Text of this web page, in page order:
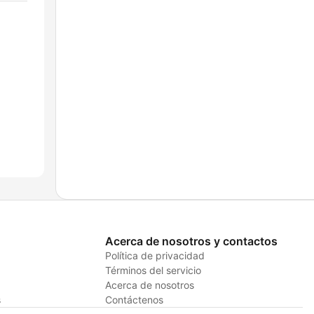
Acerca de nosotros y contactos
Política de privacidad
Términos del servicio
Acerca de nosotros
Contáctenos